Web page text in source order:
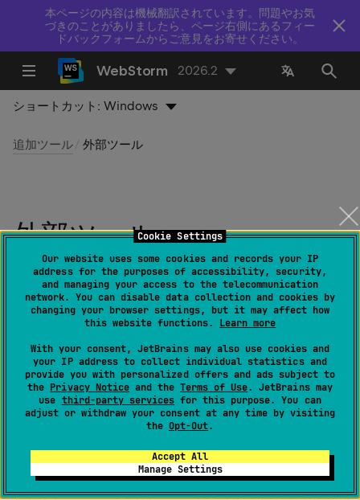
Cookie Settings
Our website uses some cookies and records your IP
address for the purposes of accessibility, security,
and managing your access to the telecommunication
network. You can disable data collection and cookies by
changing your browser settings, but it may affect how
this website functions. Learn more
With your consent, JetBrains may also use cookies and
your IP address to collect individual statistics and
provide you with personalized offers and ads subject to
the Privacy Noticeand the Terms of Use. JetBrains may
use third-party servicesfor this purpose. You can
adjust or withdraw your consent at any time by visiting
the Opt-Out.
Accept All
Manage Settings
本ページの内容は機械翻訳されています。問題やお気
づきのことがありましたら、ページ右側にあるフィー
ドバックフォームからご意見をお寄せください。
WebStorm 2026.2
ショートカット:Windows
追加ツール 外部ツール
外部ツール
最終更新日： 2026 年 7 月 14 日
コンパイラー、リンター、コード圧縮プログラムなどの
用する推奨方法は、ツール固有のファイルウォッチャー
を構成することです。 このファイルウォッチャーはファ
イルへの変更を追跡し、必要に応じてアプリケーション
を自動的に実行します。 詳細については、File
を参照してください。
または、WebStorm でスタンドアロンのサードパーティ
アプリケーションを外部ツールとして構成することもで